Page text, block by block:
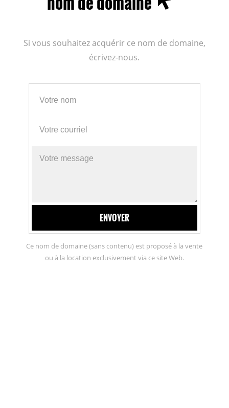
Si vous souhaitez acquérir ce nom de domaine,
écrivez-nous.
ENVOYER
Ce nom de domaine (sans contenu) est proposé à la vente
ou à la location exclusivement via ce site Web.